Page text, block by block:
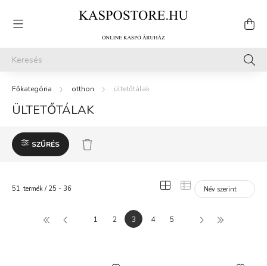
otthon ültetőtálak
ÜLTETŐTÁLAK
SZŰRÉS
51 termék 25 36
1 2 3 4 5